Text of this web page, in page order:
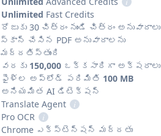
Unlimited Fast Credits
రోజుకు 30 చిత్రం నుండి చిత్రం అనువాదాలు
స్కాన్ చేసిన PDF అనువాదాలను
మద్దతిస్తుంది
వరకు 150,000ఒక్కసారిగా అక్షరాలు
ఫైళ్ల అప్‌లోడ్ పరిమితి 100 MB
అనియమిత AI డిటెక్షన్
Translate Agent
i
Pro OCR
i
Chrome ఎక్స్‌టెన్షన్ మద్దతు